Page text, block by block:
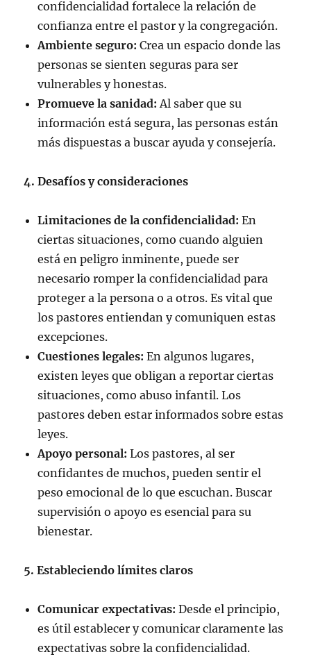
confidencialidad fortalece la relación de
confianza entre el pastor y la congregación.
Ambiente seguro: Crea un espacio donde las
personas se sienten seguras para ser
vulnerables y honestas.
Promueve la sanidad: Al saber que su
información está segura, las personas están
más dispuestas a buscar ayuda y consejería.
4. Desafíos y consideraciones
Limitaciones de la confidencialidad: En
ciertas situaciones, como cuando alguien
está en peligro inminente, puede ser
necesario romper la confidencialidad para
proteger a la persona o a otros. Es vital que
los pastores entiendan y comuniquen estas
excepciones.
Cuestiones legales: En algunos lugares,
existen leyes que obligan a reportar ciertas
situaciones, como abuso infantil. Los
pastores deben estar informados sobre estas
leyes.
Apoyo personal: Los pastores, al ser
confidantes de muchos, pueden sentir el
peso emocional de lo que escuchan. Buscar
supervisión o apoyo es esencial para su
bienestar.
5. Estableciendo límites claros
Comunicar expectativas: Desde el principio,
es útil establecer y comunicar claramente las
expectativas sobre la confidencialidad.